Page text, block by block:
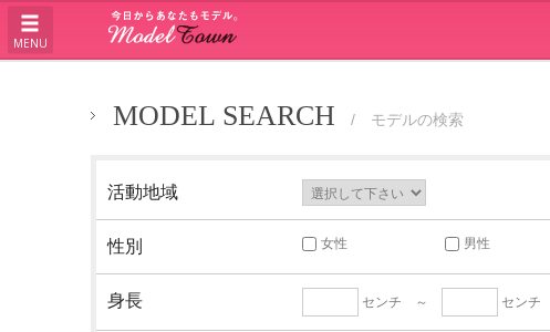
MENU
MODEL SEARCH / モデルの検索
活動地域
性別 女性 男性
身長 センチ ～ センチ